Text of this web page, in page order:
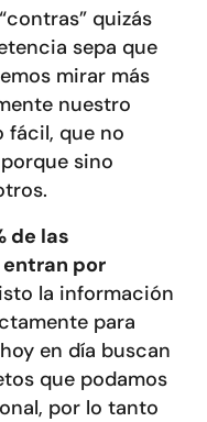
quizás
sepa que
mirar más
nuestro
fácil, que no
sino
de las
por
la información
para
en día buscan
que podamos
por lo tanto